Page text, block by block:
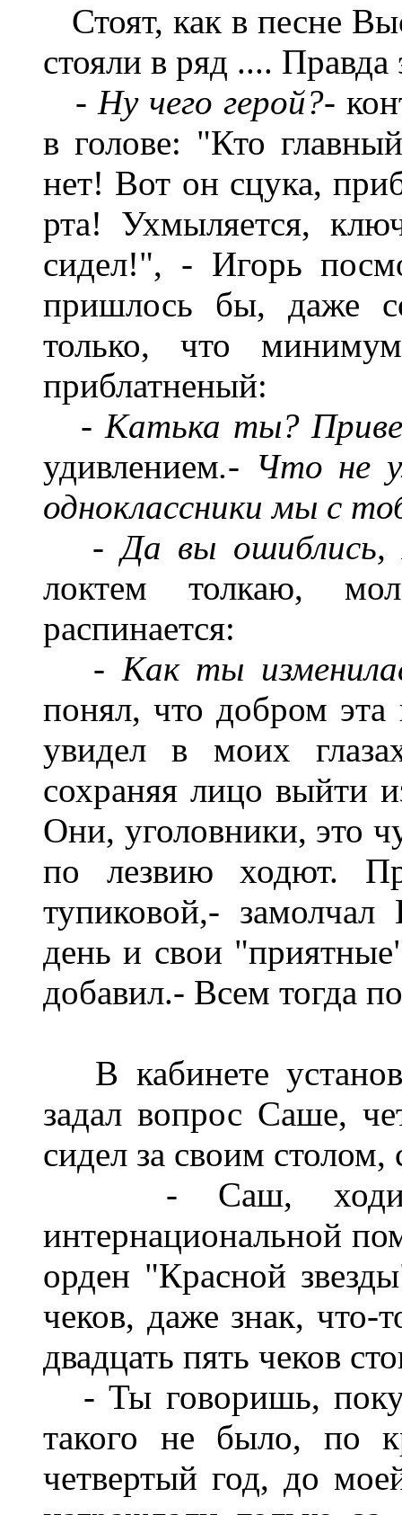
Стоят, как в песне
стояли в ряд ....
- Ну чего герой?-
в голове: "Кто
нет! Вот он сцука,
рта! Ухмыляется,
сидел!", - Игорь
пришлось бы, даже
только, что
приблатненый:
- Катька ты? П
удивлением.- Что не
одноклассники мы с
- Да вы
локтем толкаю,
распинается:
- Как ты
понял, что добром эта
увидел в моих
сохраняя лицо выйти
Они, уголовники, это
по лезвию ходют.
тупиковой,-
день и свои
добавил.- Всем тогда
В кабинете
задал вопрос Саше,
сидел за своим
- Саш, ходили
интернациональной
орден "Красной
чеков, даже знак,
двадцать пять чеков
- Ты говоришь,
такого не было, по
четвертый год, до